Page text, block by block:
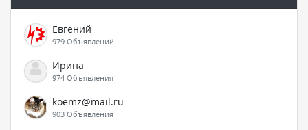
Евгений
979 Объявлений
Ирина
974 Объявления
koemz@mail.ru
903 Объявления